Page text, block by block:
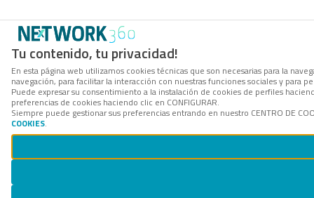
Tu contenido, tu privacidad!
En esta página web utilizamos cookies técnicas que son necesarias para la
navegación, para facilitar la interacción con nuestras funciones sociales y
Puede expresar su consentimiento a la instalación de cookies de perfiles
preferencias de cookies haciendo clic en CONFIGURAR.
Siempre puede gestionar sus preferencias entrando en nuestro CENTRO DE
COOKIES.